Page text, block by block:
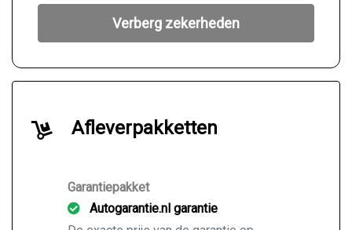
Verberg zekerheden
Afleverpakketten
Garantiepakket
Autogarantie.nl garantie